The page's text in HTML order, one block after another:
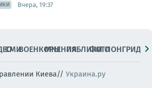
Вчера, 19:37
СМИВОЕНКОРЫМНЕНИЯПАБЛИКИ
ФОТОЛОНГРИДЫ
Киева// Украина.ру